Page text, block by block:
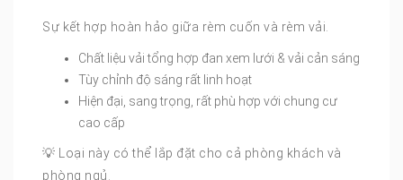
Sự kết hợp hoàn hảo giữa rèm cuốn và rèm vải.
Chất liệu vải tổng hợp đan xem lưới & vải cản sáng
Tùy chỉnh độ sáng rất linh hoạt
Hiện đại, sang trọng, rất phù hợp với chung cư
cao cấp
💡 Loại này có thể lắp đặt cho cả phòng khách và
phòng ngủ.